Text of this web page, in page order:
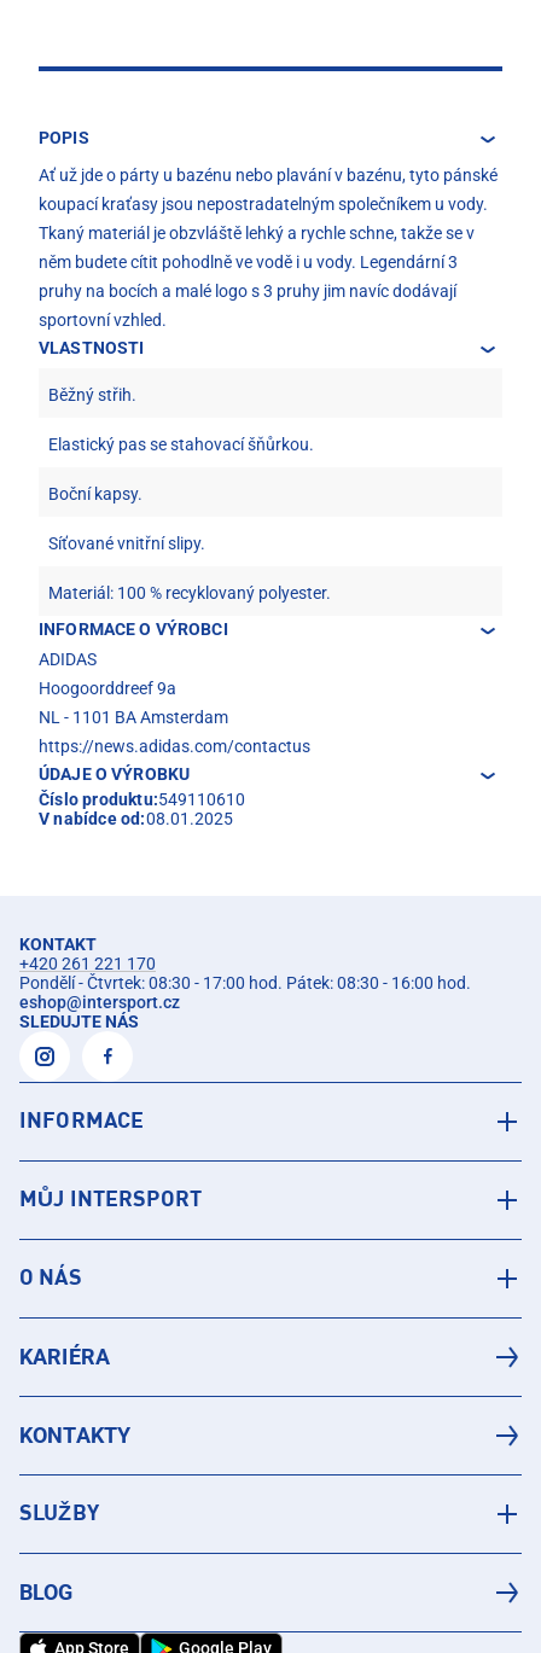
POPIS
Ať už jde o párty u bazénu nebo plavání v bazénu, tyto pánské
koupací kraťasy jsou nepostradatelným společníkem u vody.
Tkaný materiál je obzvláště lehký a rychle schne, takže se v
něm budete cítit pohodlně ve vodě i u vody. Legendární 3
pruhy na bocích a malé logo s 3 pruhy jim navíc dodávají
sportovní vzhled.
VLASTNOSTI
Běžný střih.
Elastický pas se stahovací šňůrkou.
Boční kapsy.
Síťované vnitřní slipy.
Materiál: 100 % recyklovaný polyester.
INFORMACE O VÝROBCI
ADIDAS
Hoogoorddreef 9a
NL - 1101 BA Amsterdam
https://news.adidas.com/contactus
ÚDAJE O VÝROBKU
Číslo produktu:549110610
V nabídce od:08.01.2025
KONTAKT
+420 261 221 170
Pondělí - Čtvrtek: 08:30 - 17:00 hod. Pátek: 08:30 - 16:00 hod.
eshop@intersport.cz
SLEDUJTE NÁS
INFORMACE
MŮJ INTERSPORT
O NÁS
KARIÉRA
KONTAKTY
SLUŽBY
BLOG
App Store Google Play